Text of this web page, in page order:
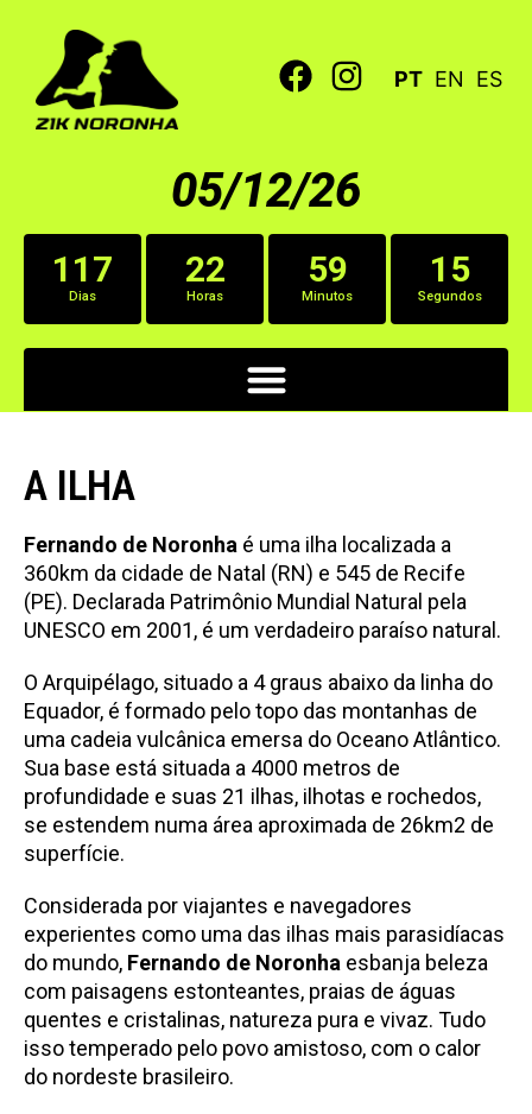
PT EN ES
05/12/26
117
Dias
22
Horas
59
Minutos
15
Segundos
A ILHA
Fernando de Noronha é uma ilha localizada a
360km da cidade de Natal (RN) e 545 de Recife
(PE). Declarada Patrimônio Mundial Natural pela
UNESCO em 2001, é um verdadeiro paraíso natural.
O Arquipélago, situado a 4 graus abaixo da linha do
Equador, é formado pelo topo das montanhas de
uma cadeia vulcânica emersa do Oceano Atlântico.
Sua base está situada a 4000 metros de
profundidade e suas 21 ilhas, ilhotas e rochedos,
se estendem numa área aproximada de 26km2 de
superfície.
Considerada por viajantes e navegadores
experientes como uma das ilhas mais parasidíacas
do mundo, Fernando de Noronha esbanja beleza
com paisagens estonteantes, praias de águas
quentes e cristalinas, natureza pura e vivaz. Tudo
isso temperado pelo povo amistoso, com o calor
do nordeste brasileiro.